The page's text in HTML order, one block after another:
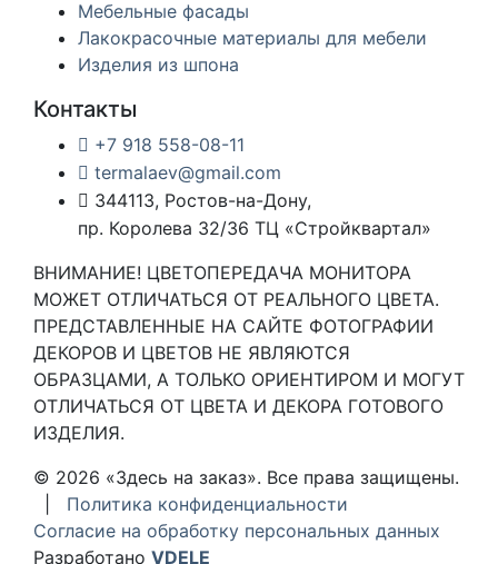
Мебельные фасады
Лакокрасочные материалы для мебели
Изделия из шпона
Контакты
+7 918 558-08-11
termalaev@gmail.com
344113, Ростов-на-Дону,
пр. Королева 32/36 ТЦ «Стройквартал»
ВНИМАНИЕ! ЦВЕТОПЕРЕДАЧА МОНИТОРА
МОЖЕТ ОТЛИЧАТЬСЯ ОТ РЕАЛЬНОГО ЦВЕТА.
ПРЕДСТАВЛЕННЫЕ НА САЙТЕ ФОТОГРАФИИ
ДЕКОРОВ И ЦВЕТОВ НЕ ЯВЛЯЮТСЯ
ОБРАЗЦАМИ, А ТОЛЬКО ОРИЕНТИРОМ И МОГУТ
ОТЛИЧАТЬСЯ ОТ ЦВЕТА И ДЕКОРА ГОТОВОГО
ИЗДЕЛИЯ.
© 2026 «Здесь на заказ». Все права защищены.
Политика конфиденциальности
Согласие на обработку персональных данных
Разработано VDELE